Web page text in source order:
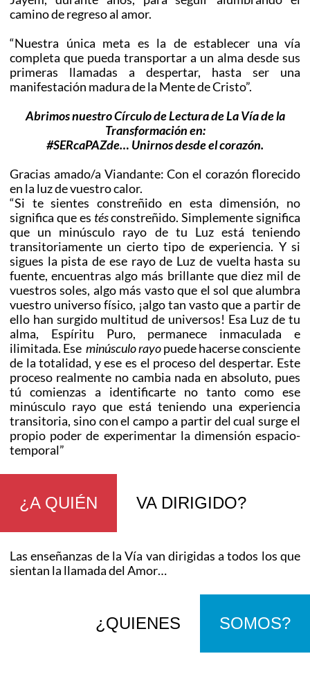
camino de regreso al amor.
“Nuestra única meta es la de establecer una vía
completa que pueda transportar a un alma desde sus
primeras llamadas a despertar, hasta ser una
manifestación madura de la Mente de Cristo”.
Abrimos nuestro Círculo de Lectura de La Vía de la
Transformación en:
#SERcaPAZde… Unirnos desde el corazón.
Gracias amado/a Viandante: Con el corazón florecido
en la luz de vuestro calor.
“Si te sientes constreñido en esta dimensión, no
significa que es tésconstreñido. Simplemente significa
que un minúsculo rayo de tu Luz está teniendo
transitoriamente un cierto tipo de experiencia. Y si
sigues la pista de ese rayo de Luz de vuelta hasta su
fuente, encuentras algo más brillante que diez mil de
vuestros soles, algo más vasto que el sol que alumbra
vuestro universo físico, ¡algo tan vasto que a partir de
ello han surgido multitud de universos! Esa Luz de tu
alma, Espíritu Puro, permanece inmaculada e
ilimitada. Ese minúsculo rayopuede hacerse consciente
de la totalidad, y ese es el proceso del despertar. Este
proceso realmente no cambia nada en absoluto, pues
tú comienzas a identificarte no tanto como ese
minúsculo rayo que está teniendo una experiencia
transitoria, sino con el campo a partir del cual surge el
propio poder de experimentar la dimensión espacio-
temporal”
¿A QUIÉN VA DIRIGIDO?
Las enseñanzas de la Vía van dirigidas a todos los que
sientan la llamada del Amor…
¿QUIENES SOMOS?